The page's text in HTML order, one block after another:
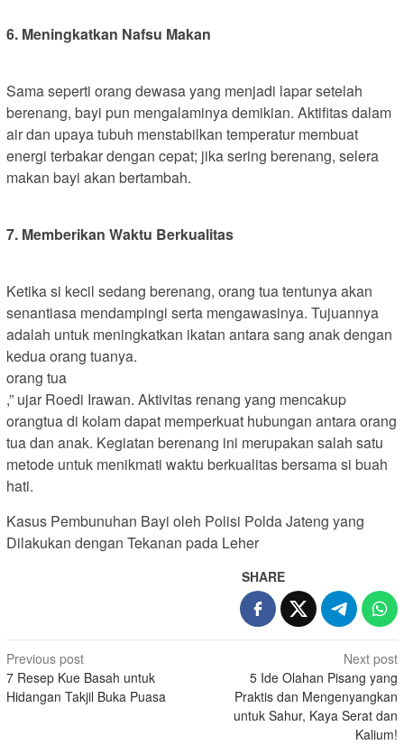
6. Meningkatkan Nafsu Makan
Sama seperti orang dewasa yang menjadi lapar setelah
berenang, bayi pun mengalaminya demikian. Aktifitas dalam
air dan upaya tubuh menstabilkan temperatur membuat
energi terbakar dengan cepat; jika sering berenang, selera
makan bayi akan bertambah.
7. Memberikan Waktu Berkualitas
Ketika si kecil sedang berenang, orang tua tentunya akan
senantiasa mendampingi serta mengawasinya. Tujuannya
adalah untuk meningkatkan ikatan antara sang anak dengan
kedua orang tuanya.
orang tua
,” ujar Roedi Irawan. Aktivitas renang yang mencakup
orangtua di kolam dapat memperkuat hubungan antara orang
tua dan anak. Kegiatan berenang ini merupakan salah satu
metode untuk menikmati waktu berkualitas bersama si buah
hati.
Kasus Pembunuhan Bayi oleh Polisi Polda Jateng yang
Dilakukan dengan Tekanan pada Leher
SHARE
Post
navigation
Previous post
7 Resep Kue Basah untuk
Hidangan Takjil Buka Puasa
Next post
5 Ide Olahan Pisang yang
Praktis dan Mengenyangkan
untuk Sahur, Kaya Serat dan
Kalium!